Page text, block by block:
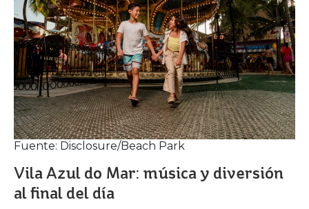
Fuente: Disclosure/Beach Park
Vila Azul do Mar: música y diversión
al final del día